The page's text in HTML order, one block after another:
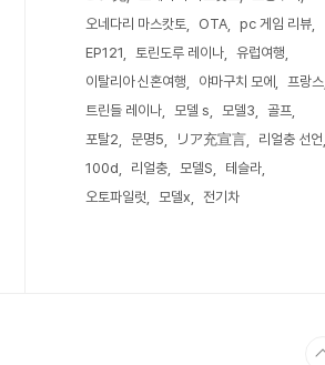
오네다리 마스캇토
OTA
pc 게임 리뷰
EP121
토린도루 레이나
유럽여행
이탈리아 신혼여행
야마구치 모에
프랑스
트린들 레이나
모델 s 모델3
골프
포탈2
문명5 リア充宣言
리얼충 선언
100d
리얼충 모델S
테슬라
오토파일럿
모델x 전기차